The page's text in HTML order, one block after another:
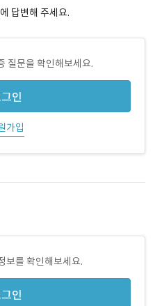
답변해 주세요.
질문을 확인해보세요.
인
가입
보를 확인해보세요.
인